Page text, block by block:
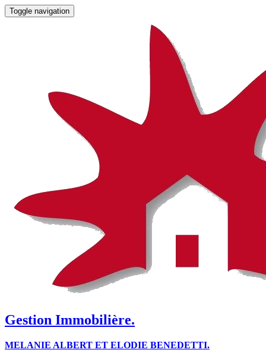
Toggle navigation
Gestion Immobilière.
MELANIE ALBERT ET ELODIE BENEDETTI.